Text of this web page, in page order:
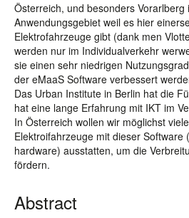
Österreich, und besonders
Anwendungsgebiet weil es hier
Elektrofahrzeuge gibt (dank men
werden nur im Individualverkehr
sie einen sehr niedrigen
der eMaaS Software verbessert
Das Urban Institute in Berlin hat die
hat eine lange Erfahrung mit IKT im
In Österreich wollen wir möglichst
Elektroifahrzeuge mit dieser Software
hardware) ausstatten, um die
fördern.
Abstract